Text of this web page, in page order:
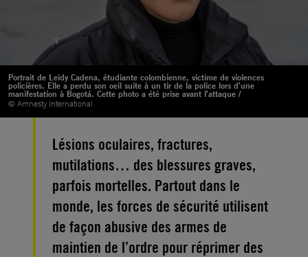
Portrait de Leidy Cadena, étudiante colombienne, victime de violences
policières. Elle a perdu son oeil suite à un tir de la police lors d'une
manifestation à Bogotá. Cette photo a été prise avant l'attaque /
© Amnesty International
Lésions oculaires, fractures,
mutilations… des blessures graves,
parfois mortelles. Partout dans le
monde, les forces de sécurité utilisent
de façon abusive des armes de
maintien de l’ordre pour réprimer des